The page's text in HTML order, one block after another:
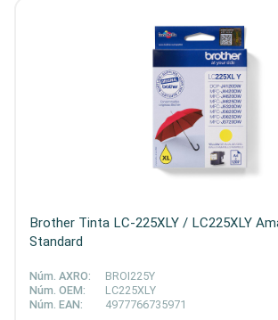
Brother Tinta LC-225XLY / LC225XLY
Standard
Núm. AXRO:
BROI225Y
Núm. OEM:
LC225XLY
Núm. EAN:
4977766735971